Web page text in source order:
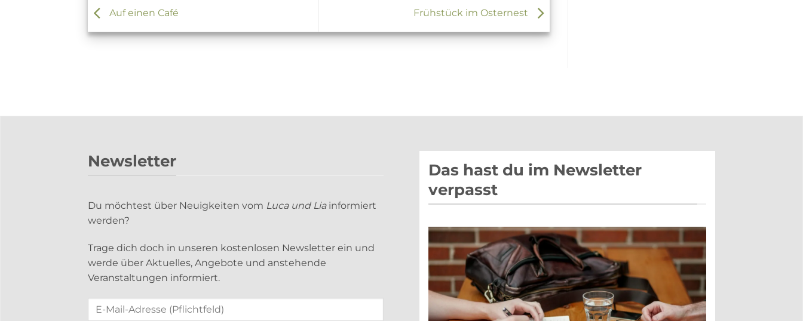
Auf einen Café Frühstück im Osternest
Newsletter
Du möchtest über Neuigkeiten vom Luca und Lia informiert
werden?
Trage dich doch in unseren kostenlosen Newsletter ein und
werde über Aktuelles, Angebote und anstehende
Veranstaltungen informiert.
Das hast du im Newsletter
verpasst